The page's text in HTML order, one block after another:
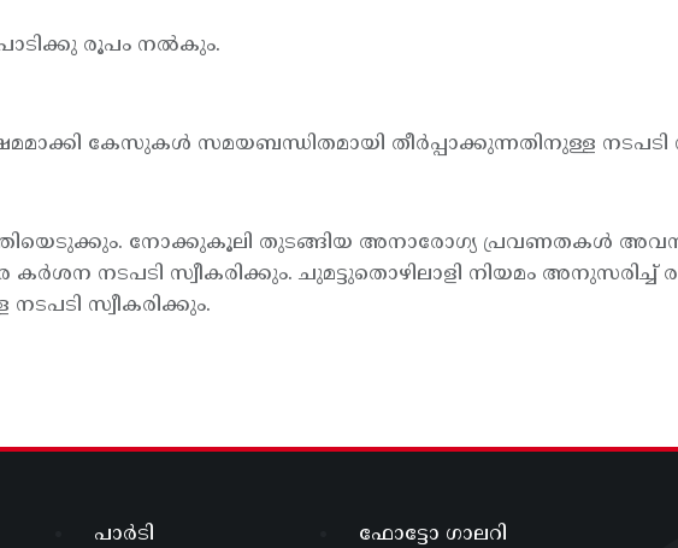
രൂപം നൽകും.
കേസുകള്‍ സമയബന്ധിതമായി തീര്‍പ്പാക്കുന്നതിനുള്ള നടപടി
നോക്കുകൂലി തുടങ്ങിയ അനാരോഗ്യ പ്രവണതകള്‍
കര്‍ശന നടപടി സ്വീകരിക്കും. ചുമട്ടുതൊഴിലാളി നിയമം അനുസരിച്ച്
സ്വീകരിക്കും.
പാർടി ഫോട്ടോ ഗാലറി